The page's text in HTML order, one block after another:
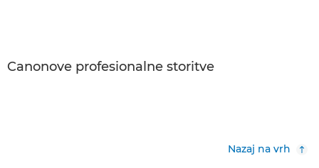
Canonove profesionalne storitve
Nazaj na vrh